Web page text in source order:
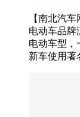
【南北汽
电动车品牌
电动车型，
新车使用著